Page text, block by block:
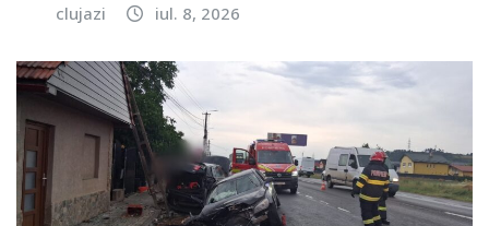
clujazi iul. 8, 2026